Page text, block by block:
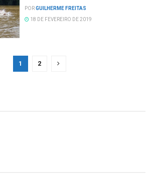
PORGUILHERME FREITAS
18 DE FEVEREIRO DE 2019
1 2